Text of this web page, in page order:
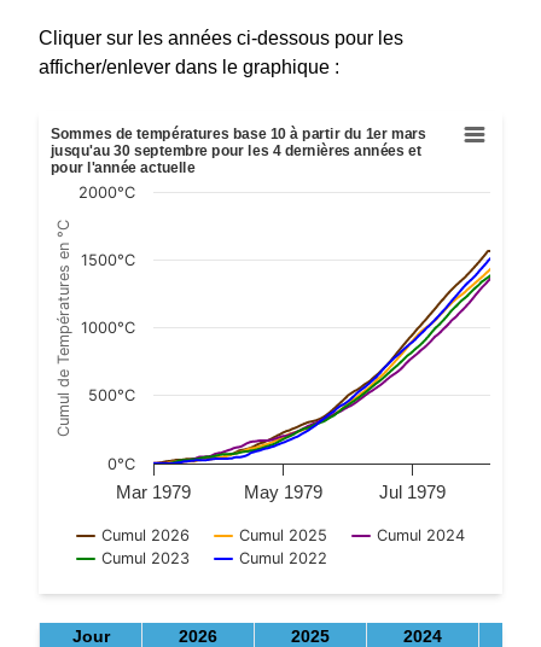
Cliquer sur les années ci-dessous pour les
afficher/enlever dans le graphique :
Sommes de températures base 10 à partir du 1er mars
Line chart with 5 lines.
View as data table, Sommes de températures base 10 à
The chart has 1 Y axis displaying Cumul de
Cumul de Températures en °C
Sommes de températures base 10 à partir du 1er mars
jusqu'au 30 septembre pour les 4 dernières années et
pour l'année actuelle
Cumul 2026 Cumul 2025
Cumul 2024
Cumul 2023
Cumul 2022
Mar 1979 May 1979 Jul 1979
0°C
500°C
1000°C
1500°C
2000°C
Jour 2026 2025 2024